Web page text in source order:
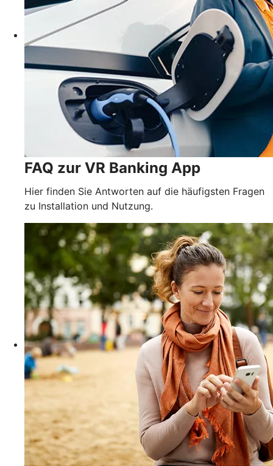
FAQ zur VR Banking App
Hier finden Sie Antworten auf die häufigsten Fragen
zu Installation und Nutzung.